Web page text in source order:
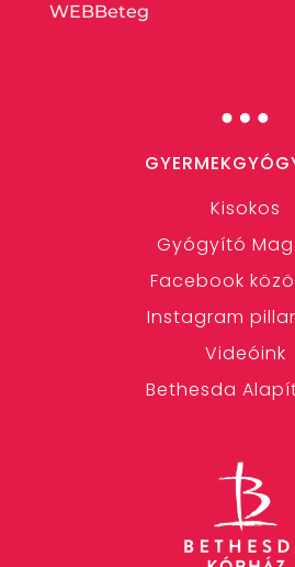
WEBBeteg
…
Kisokos
Gyógyító
Facebook
Instagram
Videóink
Bethesda